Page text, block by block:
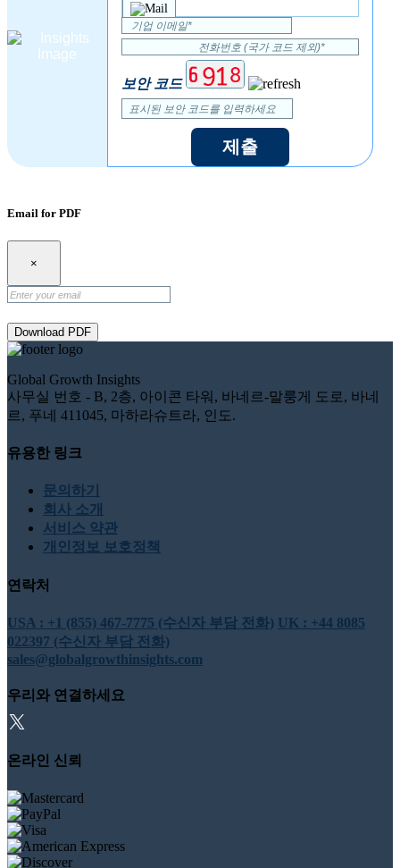
보안 코드
제출
Email for PDF
×
Download PDF
Global Growth Insights
사무실 번호 - B, 2층, 아이콘 타워, 바네르-말룽게 도로, 바네
르, 푸네 411045, 마하라슈트라, 인도.
유용한 링크
문의하기
회사 소개
서비스 약관
개인정보 보호정책
연락처
USA : +1 (855) 467-7775 (수신자 부담 전화) UK : +44 8085
022397 (수신자 부담 전화)
sales@globalgrowthinsights.com
우리와 연결하세요
온라인 신뢰